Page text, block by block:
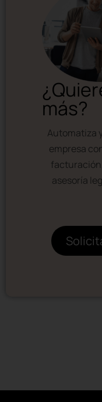
más?
Automatiza
empresa
asesoría